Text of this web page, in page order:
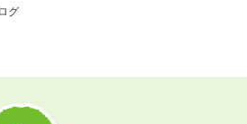
グ